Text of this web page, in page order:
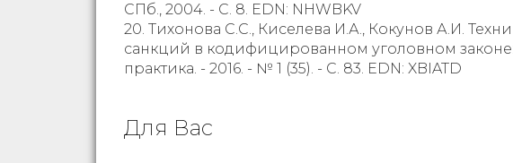
СПб., 2004. - С. 8. EDN: NHWBKV
20. Тихонова С.С., Киселева И.А., Кокунов А.И.
санкций в кодифицированном уголовном
практика. - 2016. - № 1 (35). - С. 83. EDN: XBIATD
Для Вас